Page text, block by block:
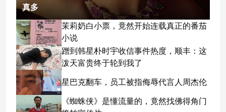
真多
茉莉奶白小票，竟然开始连载真正的番茄
小说
蹭到韩星朴时宇收信事件热度，顺丰：这
泼天富贵终于轮到我了
星巴克翻车，员工被指侮辱代言人周杰伦
《蜘蛛侠》是懂流量的，竟然找佛得角门